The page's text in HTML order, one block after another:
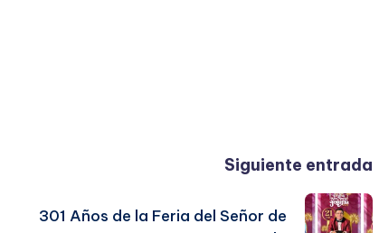
Siguiente entrada
301 Años de la Feria del Señor de